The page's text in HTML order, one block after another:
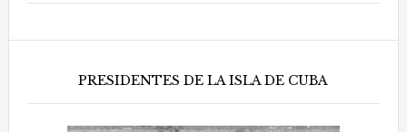
PRESIDENTES DE LA ISLA DE CUBA